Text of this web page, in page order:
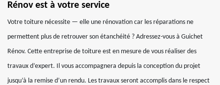
Rénov est à votre service
Votre toiture nécessite — elle une rénovation car les réparations ne
permettent plus de retrouver son étanchéité ? Adressez-vous à Guichet
Rénov. Cette entreprise de toiture est en mesure de vous réaliser des
travaux d’expert. Il vous accompagnera depuis la conception du projet
jusqu’à la remise d’un rendu. Les travaux seront accomplis dans le respect